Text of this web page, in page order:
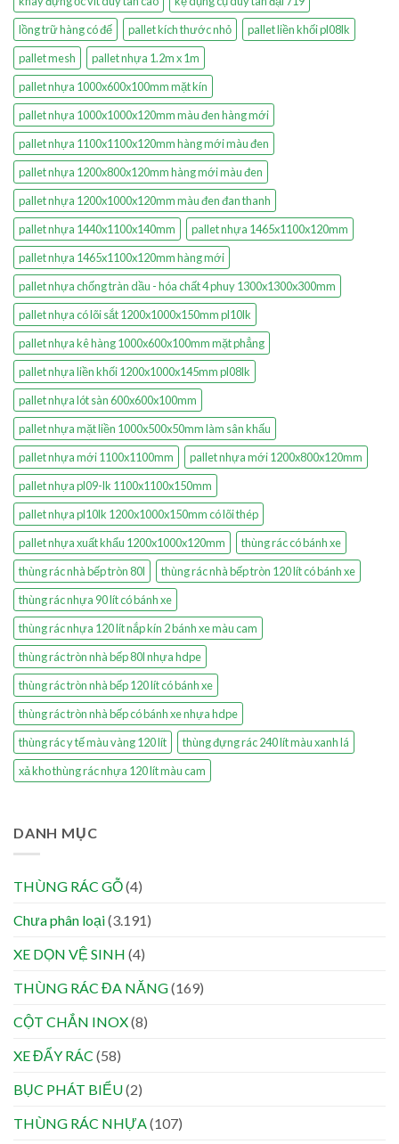
lồng trữ hàng có đế
pallet kích thước nhỏ
pallet liền khối pl08lk
pallet mesh
pallet nhựa 1.2m x 1m
pallet nhựa 1000x600x100mm mặt kín
pallet nhựa 1000x1000x120mm màu đen hàng mới
pallet nhựa 1100x1100x120mm hàng mới màu đen
pallet nhựa 1200x800x120mm hàng mới màu đen
pallet nhựa 1200x1000x120mm màu đen đan thanh
pallet nhựa 1440x1100x140mm
pallet nhựa 1465x1100x120mm
pallet nhựa 1465x1100x120mm hàng mới
pallet nhựa chống tràn dầu - hóa chất 4 phuy 1300x1300x300mm
pallet nhựa có lõi sắt 1200x1000x150mm pl10lk
pallet nhựa kê hàng 1000x600x100mm mặt phẳng
pallet nhựa liền khối 1200x1000x145mm pl08lk
pallet nhựa lót sàn 600x600x100mm
pallet nhựa mặt liền 1000x500x50mm làm sân khấu
pallet nhựa mới 1100x1100mm
pallet nhựa mới 1200x800x120mm
pallet nhựa pl09-lk 1100x1100x150mm
pallet nhựa pl10lk 1200x1000x150mm có lõi thép
pallet nhựa xuất khẩu 1200x1000x120mm
thùng rác có bánh xe
thùng rác nhà bếp tròn 80l
thùng rác nhà bếp tròn 120 lít có bánh xe
thùng rác nhựa 90 lít có bánh xe
thùng rác nhựa 120 lít nắp kín 2 bánh xe màu cam
thùng rác tròn nhà bếp 80l nhựa hdpe
thùng rác tròn nhà bếp 120 lít có bánh xe
thùng rác tròn nhà bếp có bánh xe nhựa hdpe
thùng rác y tế màu vàng 120 lít
thùng đựng rác 240 lít màu xanh lá
xả kho thùng rác nhựa 120 lít màu cam
DANH MỤC
THÙNG RÁC GỖ(4)
Chưa phân loại(3.191)
XE DỌN VỆ SINH (4)
THÙNG RÁC ĐA NĂNG(169)
CỘT CHẮN INOX(8)
XE ĐẨY RÁC (58)
BỤC PHÁT BIỂU(2)
THÙNG RÁC NHỰA(107)